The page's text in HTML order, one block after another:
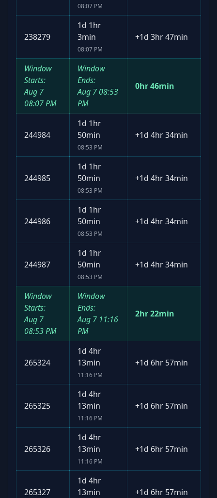
08:07 PM
238279
1d 1hr
3min
08:07 PM
+1d 3hr 47min
Window
Starts:
Aug 7
08:07 PM
Window
Ends:
Aug 7 08:53
PM
0hr 46min
244984
1d 1hr
50min
08:53 PM
+1d 4hr 34min
244985
1d 1hr
50min
08:53 PM
+1d 4hr 34min
244986
1d 1hr
50min
08:53 PM
+1d 4hr 34min
244987
1d 1hr
50min
08:53 PM
+1d 4hr 34min
Window
Starts:
Aug 7
08:53 PM
Window
Ends:
Aug 7 11:16
PM
2hr 22min
265324
1d 4hr
13min
11:16 PM
+1d 6hr 57min
265325
1d 4hr
13min
11:16 PM
+1d 6hr 57min
265326
1d 4hr
13min
11:16 PM
+1d 6hr 57min
265327
1d 4hr
13min
+1d 6hr 57min